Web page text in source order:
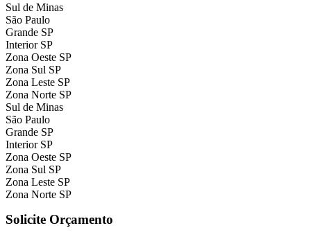
Sul de Minas
São Paulo
Grande SP
Interior SP
Zona Oeste SP
Zona Sul SP
Zona Leste SP
Zona Norte SP
Sul de Minas
São Paulo
Grande SP
Interior SP
Zona Oeste SP
Zona Sul SP
Zona Leste SP
Zona Norte SP
Solicite Orçamento